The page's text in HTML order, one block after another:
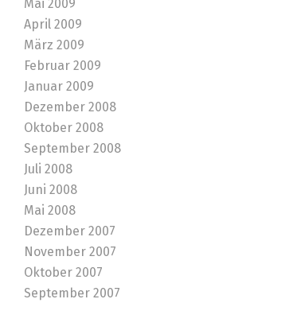
Mai 2009
April 2009
März 2009
Februar 2009
Januar 2009
Dezember 2008
Oktober 2008
September 2008
Juli 2008
Juni 2008
Mai 2008
Dezember 2007
November 2007
Oktober 2007
September 2007